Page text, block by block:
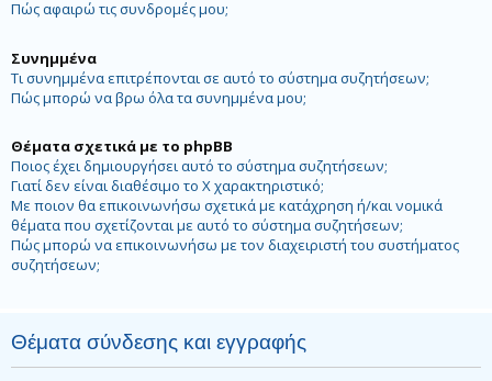
Πώς αφαιρώ τις συνδρομές μου;
Συνημμένα
Τι συνημμένα επιτρέπονται σε αυτό το σύστημα συζητήσεων;
Πώς μπορώ να βρω όλα τα συνημμένα μου;
Θέματα σχετικά με το phpBB
Ποιος έχει δημιουργήσει αυτό το σύστημα συζητήσεων;
Γιατί δεν είναι διαθέσιμο το Χ χαρακτηριστικό;
Με ποιον θα επικοινωνήσω σχετικά με κατάχρηση ή/και νομικά
θέματα που σχετίζονται με αυτό το σύστημα συζητήσεων;
Πώς μπορώ να επικοινωνήσω με τον διαχειριστή του συστήματος
συζητήσεων;
Θέματα σύνδεσης και εγγραφής